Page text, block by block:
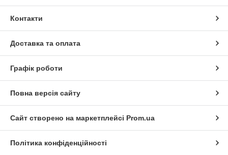
Контакти
Доставка та оплата
Графік роботи
Повна версія сайту
Сайт створено на маркетплейсі Prom.ua
Політика конфіденційності